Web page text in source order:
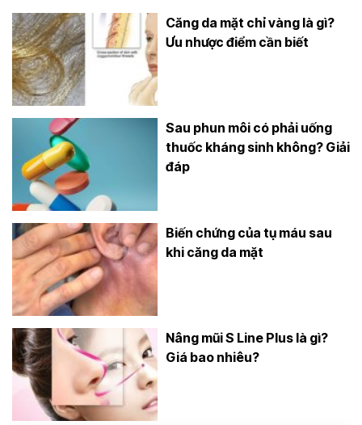
Căng da mặt chỉ vàng là gì?
Ưu nhược điểm cần biết
Sau phun môi có phải uống
thuốc kháng sinh không? Giải
đáp
Biến chứng của tụ máu sau
khi căng da mặt
Nâng mũi S Line Plus là gì?
Giá bao nhiêu?